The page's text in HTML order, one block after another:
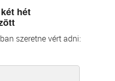
hét
szeretne vért adni: